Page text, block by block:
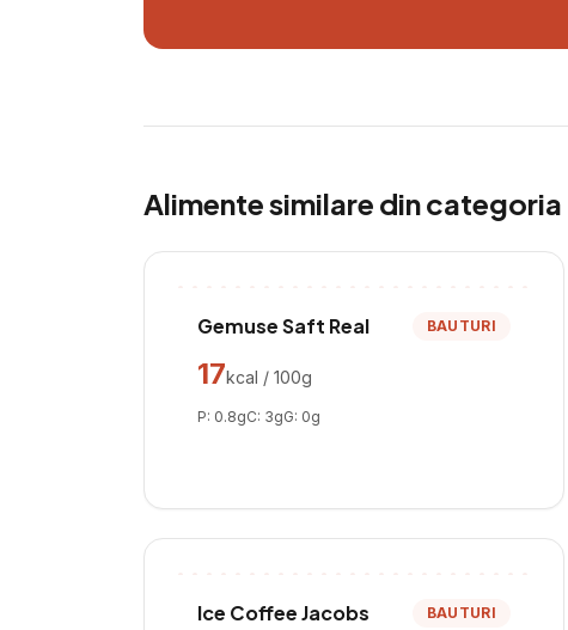
Alimente similare din categoria
Gemuse Saft Real BAUTURI
17kcal / 100g
P: 0.8gC: 3gG: 0g
Ice Coffee Jacobs BAUTURI